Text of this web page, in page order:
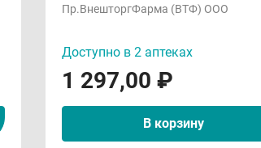
Пр.ВнешторгФарма (ВТФ) ООО
Доступно в 2 аптеках
1 297,00 ₽
В корзину